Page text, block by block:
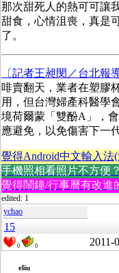
那次甜死人的熱可可讓
甜食，心情沮喪，真是
了。
〔記者王昶閔／台北報導
啡賣翻天，業者在塑膠
用，但台灣婦產科醫學
境荷爾蒙「雙酚A」，
應避免，以免傷害下一
覺得Android中文輸入
手機照相看照片不方便
覺得鬧鐘/行事曆有改
edited: 1
ychao
15
0 0 2011-
eliu